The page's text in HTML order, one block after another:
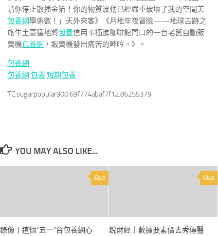
請你停止散播金箔！你的物質波動已經嚴重破壞了我的空間美
包養網學係數！」天外來客》《月地年夜冒險——地球古跡之
旅牛土豪猛地將包養信用卡插進咖啡館門口的一台老舊自動販
賣機包養網 ，販賣機發出痛苦的呻吟。》。
包養網
包養網 包養短期包養
TC:sugarpopular900 69f774abaf7f12.86255379
YOU MAY ALSO LIKE...
0
錄像丨這個“五一”台包養網心
0
銳財經｜數據要素價去秀傳醫